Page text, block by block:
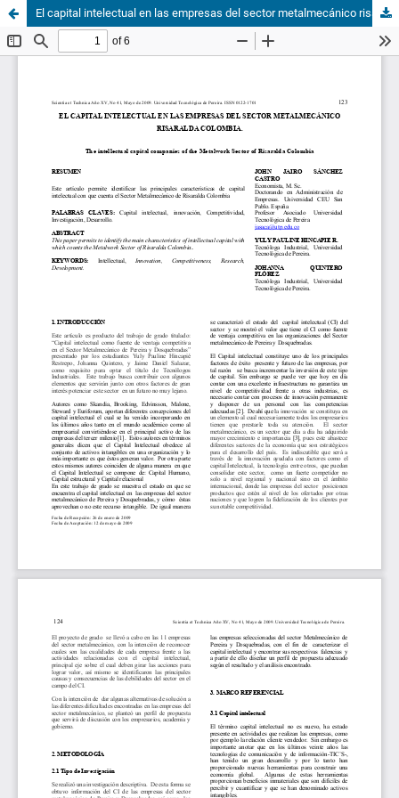
El capital intelectual en las empresas del sector metalmecánico risaralda colombia